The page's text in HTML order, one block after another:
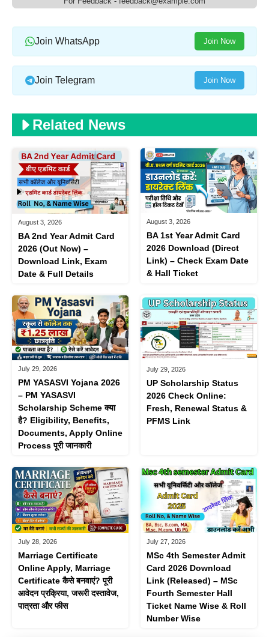
Join WhatsApp Join Now
Join Telegram Join Now
Related News
August 3, 2026
BA 2nd Year Admit Card
2026 (Out Now) –
Download Link, Exam
Date & Full Details
August 3, 2026
BA 1st Year Admit Card
2026 Download (Direct
Link) – Check Exam Date
& Hall Ticket
July 29, 2026
PM YASASVI Yojana 2026
– PM YASASVI
Scholarship Scheme क्या
है? Eligibility, Benefits,
Documents, Apply Online
Process पूरी जानकारी
July 29, 2026
UP Scholarship Status
2026 Check Online:
Fresh, Renewal Status &
PFMS Link
July 28, 2026
Marriage Certificate
Online Apply, Marriage
Certificate कैसे बनवाएं? पूरी
आवेदन प्रक्रिया, जरूरी दस्तावेज,
पात्रता और फीस
July 27, 2026
MSc 4th Semester Admit
Card 2026 Download
Link (Released) – MSc
Fourth Semester Hall
Ticket Name Wise & Roll
Number Wise